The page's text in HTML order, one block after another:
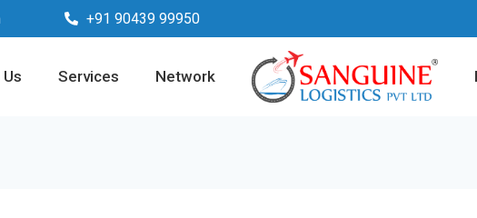
+91 90439 99950
Services Network